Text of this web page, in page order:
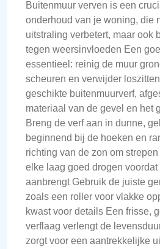
Buitenmuur verven is een
onderhoud van je woning, die
uitstraling verbetert, maar ook
tegen weersinvloeden Een
essentieel: reinig de muur
scheuren en verwijder
geschikte buitenmuurverf,
materiaal van de gevel en het
Breng de verf aan in dunne,
beginnend bij de hoeken en
richting van de zon om
elke laag goed drogen
aanbrengt Gebruik de juiste
zoals een roller voor vlakke
kwast voor details Een frisse,
verflaag verlengt de
zorgt voor een aantrekkelijke